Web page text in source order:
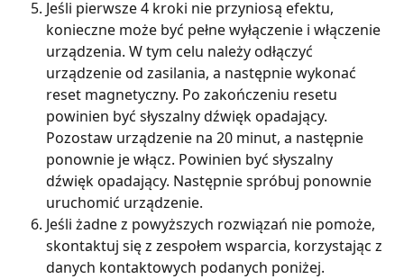
Jeśli pierwsze 4 kroki nie przyniosą efektu,
konieczne może być pełne wyłączenie i włączenie
urządzenia. W tym celu należy odłączyć
urządzenie od zasilania, a następnie wykonać
reset magnetyczny. Po zakończeniu resetu
powinien być słyszalny dźwięk opadający.
Pozostaw urządzenie na 20 minut, a następnie
ponownie je włącz. Powinien być słyszalny
dźwięk opadający. Następnie spróbuj ponownie
uruchomić urządzenie.
Jeśli żadne z powyższych rozwiązań nie pomoże,
skontaktuj się z zespołem wsparcia, korzystając z
danych kontaktowych podanych poniżej.